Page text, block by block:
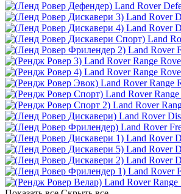
Land Rover
Land Rover
Land Rover
Land
Land Rover
Land Rover Range
Land Rover Range
Land Rover Range
Land Rover
Land Rover
Land Rover
Land Rover
Land Rover
Land Rover
Land Rover
Land Rover
Land Rover Range